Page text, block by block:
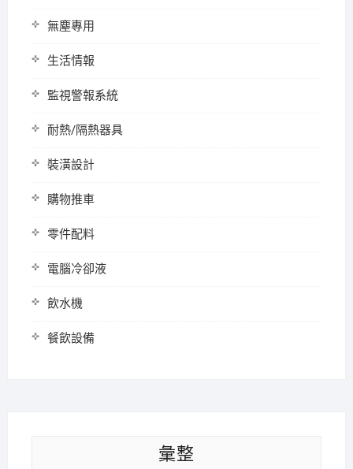
無塵專用
生活情報
監視警報系統
耐熱/隔熱器具
裝潢設計
購物推車
零件配料
電腦冷卻液
飲水機
餐飲設備
彙整